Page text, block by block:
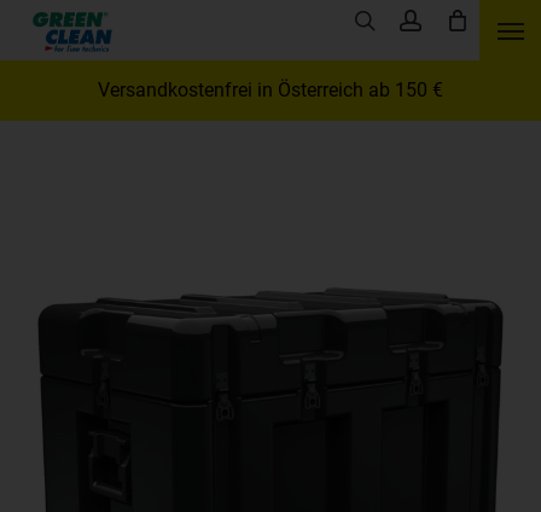
Versandkostenfrei in Österreich ab 150 €
Skip
search account